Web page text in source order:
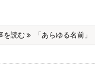
を読む 「あらゆる名前」